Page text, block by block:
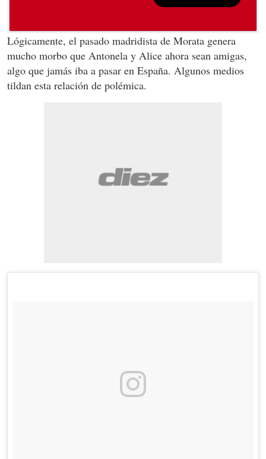
Lógicamente, el pasado madridista de Morata genera
mucho morbo que Antonela y Alice ahora sean amigas,
algo que jamás iba a pasar en España. Algunos medios
tildan esta relación de polémica.